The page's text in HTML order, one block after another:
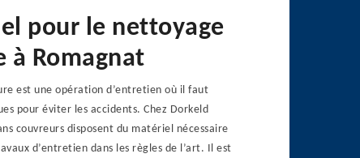
pour le nettoyage
à Romagnat
est une opération d’entretien où il faut
pour éviter les accidents. Chez Dorkeld
couvreurs disposent du matériel nécessaire
d’entretien dans les règles de l’art. Il est